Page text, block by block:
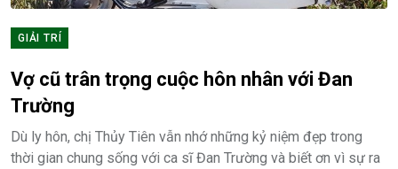
GIẢI TRÍ
Vợ cũ trân trọng cuộc hôn nhân với Đan
Trường
Dù ly hôn, chị Thủy Tiên vẫn nhớ những kỷ niệm đẹp trong
thời gian chung sống với ca sĩ Đan Trường và biết ơn vì sự ra